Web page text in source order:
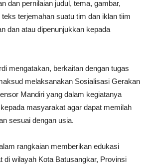
dan pernilaian judul, tema, gambar,
terjemahan suatu tim dan iklan tiim
dan atau dipenunjukkan kepada
mengatakan, berkaitan dengan tugas
melaksanakan Sosialisasi Gerakan
Mandiri yang dalam kegiatanya
masyarakat agar dapat memilah
sesuai dengan usia.
rangkaian memberikan edukasi
di wilayah Kota Batusangkar, Provinsi